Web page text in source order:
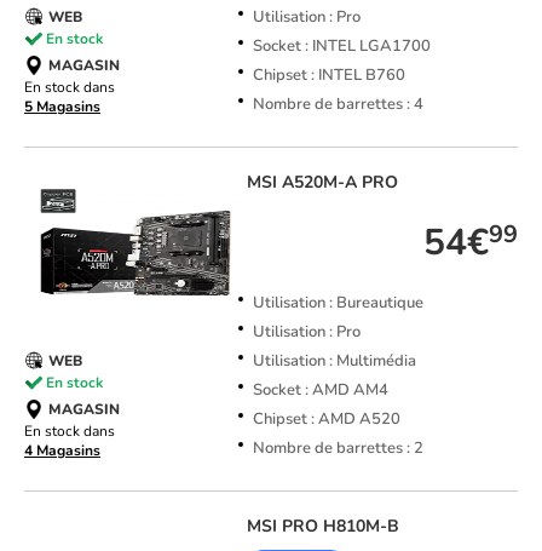
Utilisation : Pro
Socket : INTEL LGA1700
Chipset : INTEL B760
Nombre de barrettes : 4
WEB
En stock
MAGASIN
En stock dans
5 Magasins
MSI A520M-A PRO
54€99
Utilisation : Bureautique
Utilisation : Pro
Utilisation : Multimédia
Socket : AMD AM4
Chipset : AMD A520
Nombre de barrettes : 2
WEB
En stock
MAGASIN
En stock dans
4 Magasins
MSI PRO H810M-B